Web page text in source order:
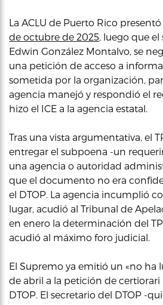
La ACLU de Puerto Rico
de octubre de 2025, luego que el
Edwin González Montalvo, se
una petición de acceso a
sometida por la organización,
agencia manejó y respondió el
hizo el ICE a la agencia estatal.
Tras una vista argumentativa, el
entregar el subpoena -un
una agencia o autoridad
que el documento no era
el DTOP. La agencia incumplió
lugar, acudió al Tribunal de
en enero la determinación del
acudió al máximo foro judicial.
El Supremo ya emitió un «no ha
de abril a la petición de certiorari
DTOP. El secretario del DTOP -